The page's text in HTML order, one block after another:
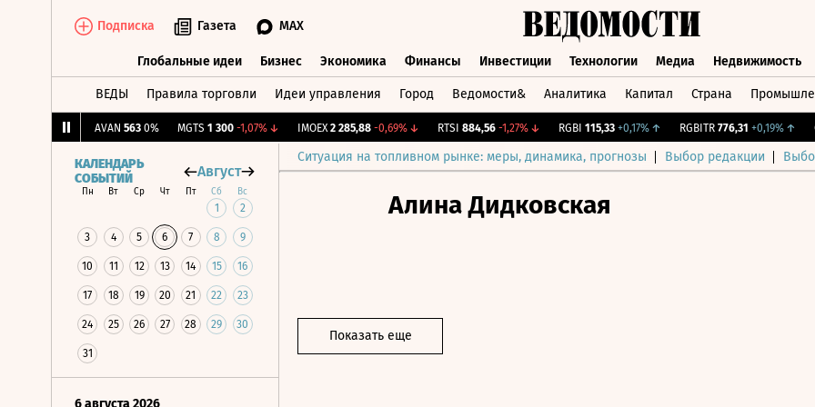
Подписка Газета MAX
Глобальные идеи Бизнес Экономика Финансы Инвестиции Технологии Медиа Недвижимость
ВЕДЫ Правила торговли Идеи управления Город Ведомости& Аналитика Капитал Страна
AVAN 563 0% MGTS 1 300 -1,07%↓ IMOEX 2 285,88 -0,69%↓ RTSI 884,56 -1,27%↓ RGBI 115,33 +0,17%↑ RGBITR 776,31 +0,19%↑
Ситуация на топливном рынке: меры, динамика, прогнозы Выбор редакции
КАЛЕНДАРЬ
СОБЫТИЙ
Август
Пн Вт Ср Чт Пт Сб Вс
1 2
3 4 5 6 7 8 9
10 11 12 13 14 15 16
17 18 19 20 21 22 23
24 25 26 27 28 29 30
31
6 августа 2026
Алина Дидковская
Показать еще